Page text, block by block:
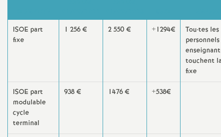
e
n
ISOE part
fixe
1 256 € 2 550 € +1294€ Tou·tes les
personnels
enseignant
touchent
fixe
ISOE part
modulable
cycle
terminal
938 € 1476 € +538€